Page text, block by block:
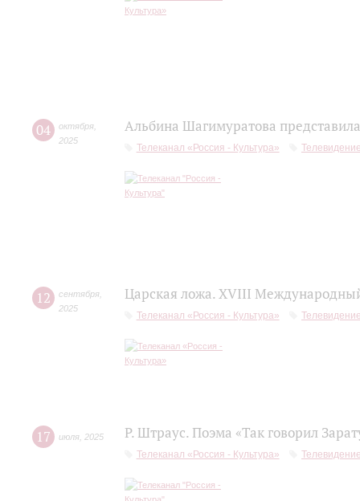
04 октября
2025
Альбина Шагимуратова
Телеканал «Россия - Культура»
12 сентября
2025
Царская ложа. XVIII
Телеканал «Россия - Культура»
17 июля 2025 Р. Штраус. Поэма «Так говорил
Телеканал «Россия - Культура»